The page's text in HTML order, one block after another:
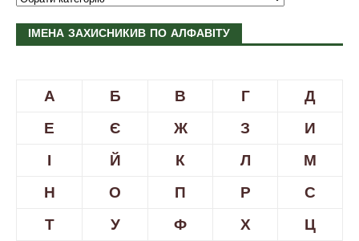
ІМЕНА ЗАХИСНИКИВ ПО АЛФАВІТУ
А Б В Г
Д
Е
Є Ж З
И
І
Й К Л
М
Н
О П Р
С
Т
У Ф Х
Ц